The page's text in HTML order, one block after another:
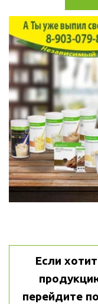
Если
перейдите